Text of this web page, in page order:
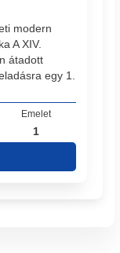
modern
A XIV.
átadott
egy 1.
Emelet
1